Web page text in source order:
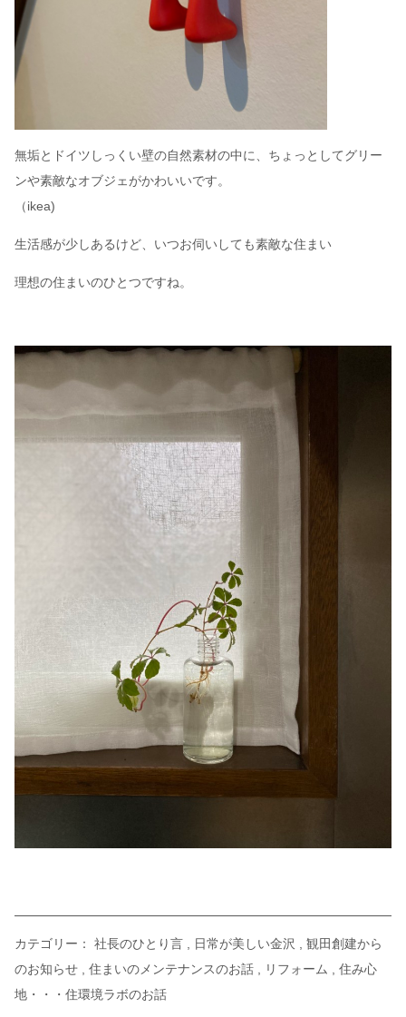
無垢とドイツしっくい壁の自然素材の中に、ちょっとしてグリー
ンや素敵なオブジェがかわいいです。
（ikea)
生活感が少しあるけど、いつお伺いしても素敵な住まい
理想の住まいのひとつですね。
カテゴリー： 社長のひとり言 日常が美しい金沢
観田創建から
のお知らせ
住まいのメンテナンスのお話 リフォーム
住み心
地・・・住環境ラボのお話